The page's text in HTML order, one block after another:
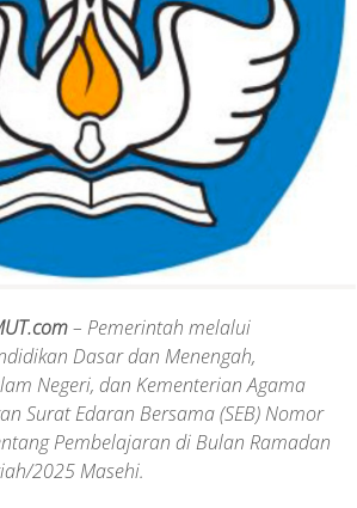
– Pemerintah melalui
Dasar dan Menengah,
Negeri, dan Kementerian Agama
Surat Edaran Bersama (SEB) Nomor
Pembelajaran di Bulan Ramadan
2025 Masehi.